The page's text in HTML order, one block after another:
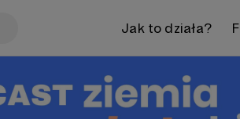
Jak to działa?